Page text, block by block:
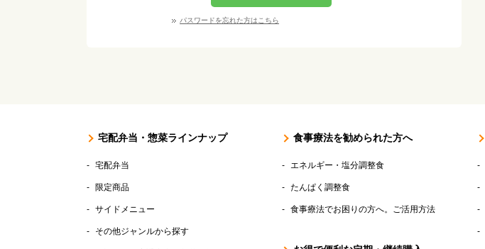
パスワードを忘れた方はこちら
宅配弁当・惣菜ラインナップ
宅配弁当
限定商品
サイドメニュー
その他ジャンルから探す
食事療法を勧められた方へ
エネルギー・塩分調整食
たんぱく調整食
食事療法でお困りの方へ。ご活用方法